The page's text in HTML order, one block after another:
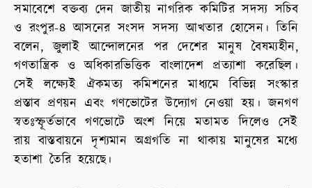
সমাবেশে বক্তব্য দেন জাতীয় নাগরিক কমিটির সদস্য সচিব
ও রংপুর-৪ আসনের সংসদ সদস্য আখতার হোসেন। তিনি
বলেন, জুলাই আন্দোলনের পর দেশের মানুষ বৈষম্যহীন,
গণতান্ত্রিক ও অধিকারভিত্তিক বাংলাদেশ প্রত্যাশা করেছিল।
সেই লক্ষ্যেই ঐকমত্য কমিশনের মাধ্যমে বিভিন্ন সংস্কার
প্রস্তাব প্রণয়ন এবং গণভোটের উদ্যোগ নেওয়া হয়। জনগণ
স্বতঃস্ফূর্তভাবে গণভোটে অংশ নিয়ে মতামত দিলেও সেই
রায় বাস্তবায়নে দৃশ্যমান অগ্রগতি না থাকায় মানুষের মধ্যে
হতাশা তৈরি হয়েছে।